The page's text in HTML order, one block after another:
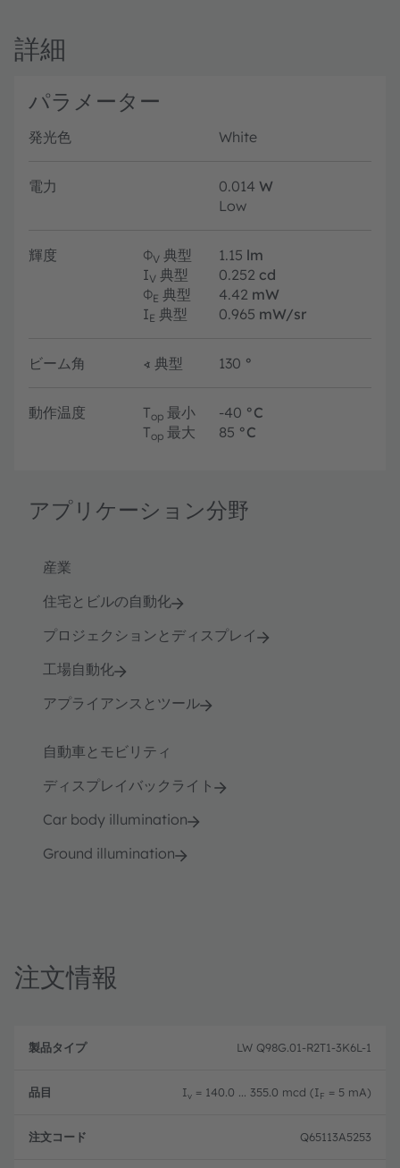
詳細
パラメーター
発光色 White
電力 0.014 W
Low
輝度 ΦV 典型 1.15 lm
IV 典型 0.252 cd
ΦE 典型 4.42 mW
IE 典型 0.965 mW/sr
ビーム角 ∢ 典型 130 °
動作温度 Top 最小 -40 °C
Top 最大 85 °C
アプリケーション分野
産業
住宅とビルの自動化
プロジェクションとディスプレイ
工場自動化
アプライアンスとツール
自動車とモビリティ
ディスプレイバックライト
Car body illumination
Ground illumination
注文情報
品
プ
品
LW Q98G.01-R2T1-3K6L-1
Iv = 140.0 ... 355.0 mcd (IF = 5 mA)
Q65113A5253